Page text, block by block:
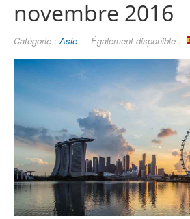
novembre 2016
Catégorie :Asie Également disponible :